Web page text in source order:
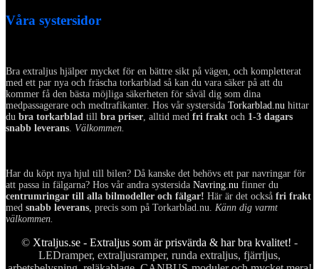
Våra systersidor
Bra extraljus hjälper mycket för en bättre sikt på vägen, och kompletterat
med ett par nya och fräscha torkarblad så kan du vara säker på att du
kommer få den bästa möjliga säkerheten för såväl dig som dina
medpassagerare och medtrafikanter. Hos vår systersida Torkarblad.nu hittar
du bra torkarblad till bra priser , alltid med fri frakt och 1-3 dagars
snabb leverans Välkommen.
Har du köpt nya hjul till bilen? Då kanske det behövs ett par navringar för
att passa in fälgarna? Hos vår andra systersida Navring.nu finner du
centrumringar till alla bilmodeller och fälgar! Här är det också fri frakt
med snabb leverans , precis som på Torkarblad.nu. Känn dig varmt
välkommen.
© Xtraljus.se - Extraljus som är prisvärda & har bra kvalitet! -
LEDramper, extraljusramper, runda extraljus, fjärrljus,